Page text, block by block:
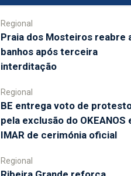
Regional
Praia dos Mosteiros reabre
banhos após terceira
interditação
Regional
BE entrega voto de
pela exclusão do OKEANOS
IMAR de cerimónia oficial
Regional